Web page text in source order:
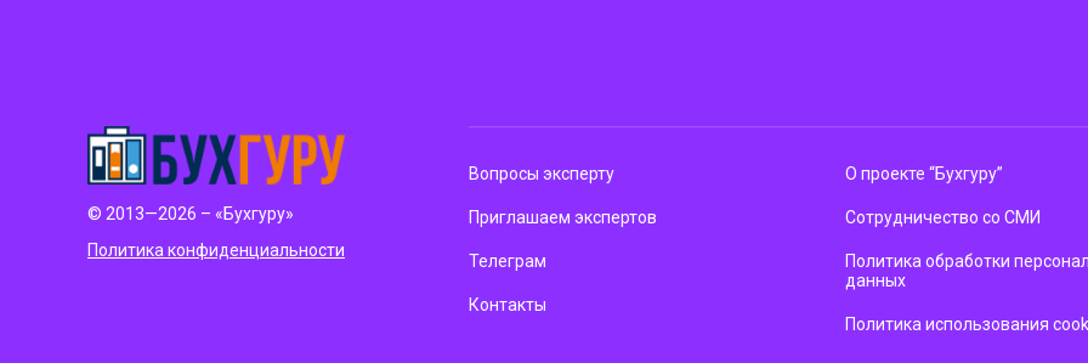
© 2013—2026 – «Бухгуру»
Политика конфиденциальности
Вопросы эксперту
Приглашаем экспертов
Телеграм
Контакты
О проекте “Бухгуру”
Сотрудничество со СМИ
Политика обработки
данных
Политика использования